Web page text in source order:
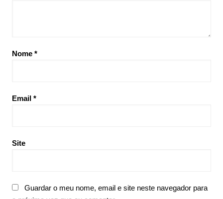
Nome *
Email *
Site
Guardar o meu nome, email e site neste navegador para